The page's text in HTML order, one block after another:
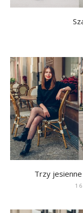
Trzy